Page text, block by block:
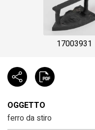
17003931
OGGETTO
ferro da stiro